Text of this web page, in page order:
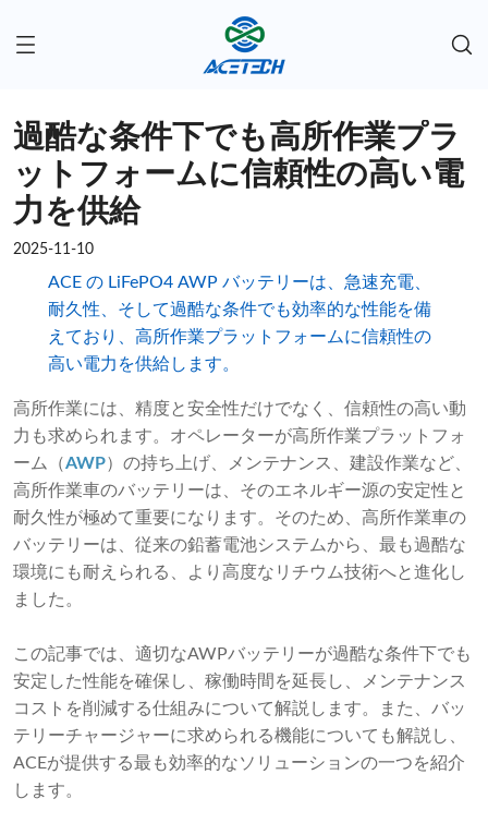
過酷な条件下でも高所作業プラ
ットフォームに信頼性の高い電
力を供給
2025-11-10
ACE の LiFePO4 AWP バッテリーは、急速充電、
耐久性、そして過酷な条件でも効率的な性能を備
えており、高所作業プラットフォームに信頼性の
高い電力を供給します。
高所作業には、精度と安全性だけでなく、信頼性の高い動
力も求められます。オペレーターが高所作業プラットフォ
ーム（AWP）の持ち上げ、メンテナンス、建設作業など、
高所作業車のバッテリーは、そのエネルギー源の安定性と
耐久性が極めて重要になります。そのため、高所作業車の
バッテリーは、従来の鉛蓄電池システムから、最も過酷な
環境にも耐えられる、より高度なリチウム技術へと進化し
ました。
この記事では、適切なAWPバッテリーが過酷な条件下でも
安定した性能を確保し、稼働時間を延長し、メンテナンス
コストを削減する仕組みについて解説します。また、バッ
テリーチャージャーに求められる機能についても解説し、
ACEが提供する最も効率的なソリューションの一つを紹介
します。